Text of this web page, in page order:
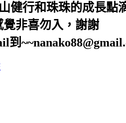
健行和珠珠的成長
覺非喜勿入，謝謝
到